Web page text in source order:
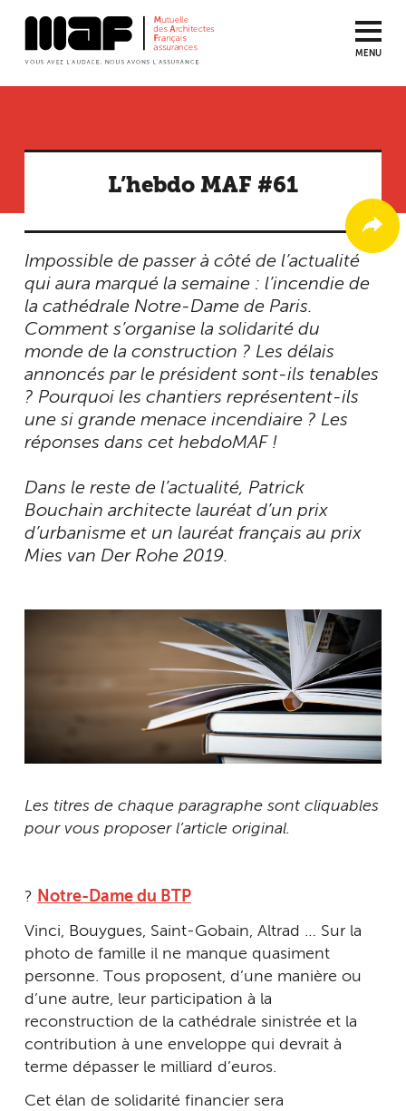
MENU
L’hebdo MAF #61
Impossible de passer à côté de l’actualité
qui aura marqué la semaine : l’incendie de
la cathédrale Notre-Dame de Paris.
Comment s’organise la solidarité du
monde de la construction ? Les délais
annoncés par le président sont-ils tenables
? Pourquoi les chantiers représentent-ils
une si grande menace incendiaire ? Les
réponses dans cet hebdoMAF !
Dans le reste de l’actualité, Patrick
Bouchain architecte lauréat d’un prix
d’urbanisme et un lauréat français au prix
Mies van Der Rohe 2019.
Les titres de chaque paragraphe sont cliquables
pour vous proposer l’article original.
? Notre-Dame du BTP
Vinci, Bouygues, Saint-Gobain, Altrad … Sur la
photo de famille il ne manque quasiment
personne. Tous proposent, d’une manière ou
d’une autre, leur participation à la
reconstruction de la cathédrale sinistrée et la
contribution à une enveloppe qui devrait à
terme dépasser le milliard d’euros.
Cet élan de solidarité financier sera